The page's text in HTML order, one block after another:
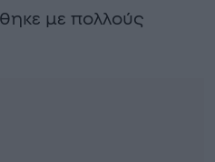
με πολλούς